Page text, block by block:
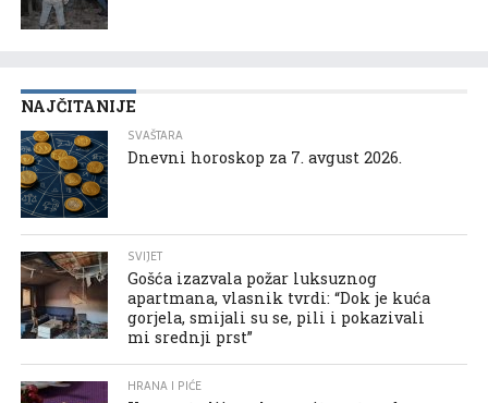
NAJČITANIJE
SVAŠTARA
Dnevni horoskop za 7. avgust 2026.
SVIJET
Gošća izazvala požar luksuznog
apartmana, vlasnik tvrdi: “Dok je kuća
gorjela, smijali su se, pili i pokazivali
mi srednji prst”
HRANA I PIĆE